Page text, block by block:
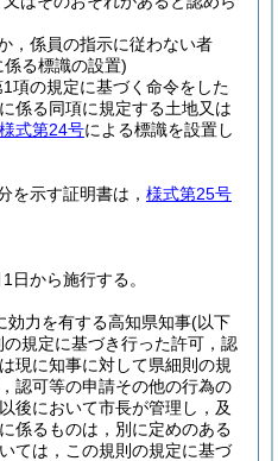
，係員の指示に従わない者
る標識の設置)
項の規定に基づく命令をした
係る同項に規定する土地又は
様式第24号による標識を設置し
を示す証明書は， 様式第25号
日から施行する。
効力を有する高知県知事(以下
の規定に基づき行った許可，認
現に知事に対して県細則の規
認可等の申請その他の行為の
後において市長が管理し，及
係るものは，別に定めのある
ては，この規則の規定に基づ